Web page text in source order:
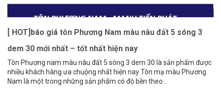
[ HOT]báo giá tôn Phương Nam màu nâu đất 5 sóng 3
dem 30 mới nhất – tốt nhất hiện nay
Tôn Phương nam màu nâu đất 5 sóng 3 dem 30 là sản phẩm được
nhiều khách hàng ưa chuộng nhất hiện nay Tôn mạ màu Phương
Nam là một trong những sản phẩm có độ bền theo...